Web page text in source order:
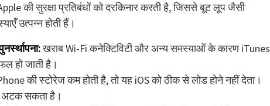
की सुरक्षा प्रतिबंधों को दरकिनार करती है, जिससे बूट लूप जैसी
उत्पन्न होती हैं।
खराब Wi-Fi कनेक्टिविटी और अन्य समस्याओं के कारण iTunes
हो जाती है।
की स्टोरेज कम होती है, तो यह iOS को ठीक से लोड होने नहीं देता।
सकता है।